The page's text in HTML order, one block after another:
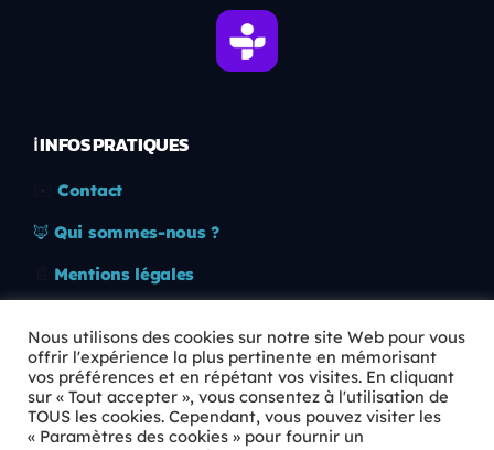
ℹ️ INFOS PRATIQUES
Contact
🦊 Qui sommes-nous ?
Mentions légales
🛡️ RGPD
Copyright © 2026 Animkids. Tous droits réservés.
Nous utilisons des cookies sur notre site Web pour vous
offrir l'expérience la plus pertinente en mémorisant
vos préférences et en répétant vos visites. En cliquant
sur « Tout accepter », vous consentez à l'utilisation de
TOUS les cookies. Cependant, vous pouvez visiter les
« Paramètres des cookies » pour fournir un